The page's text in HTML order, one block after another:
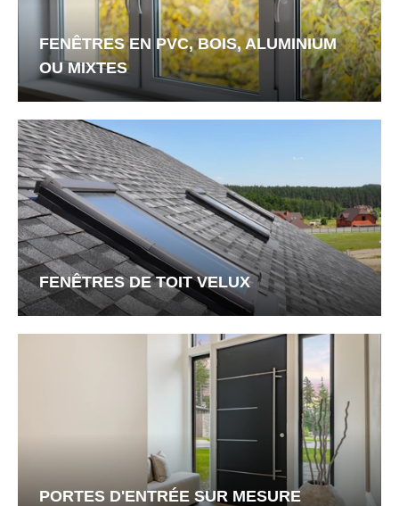
FENÊTRES EN PVC, BOIS, ALUMINIUM
OU MIXTES
FENÊTRES DE TOIT VELUX
PORTES D'ENTRÉE SUR MESURE